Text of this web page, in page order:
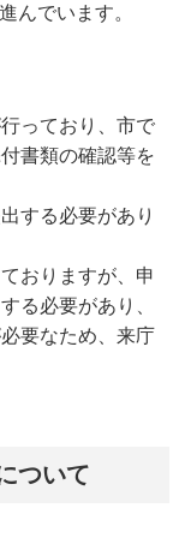
んでいます。
っており、市で
書類の確認等を
する必要があり
おりますが、申
る必要があり、
要なため、来庁
ついて